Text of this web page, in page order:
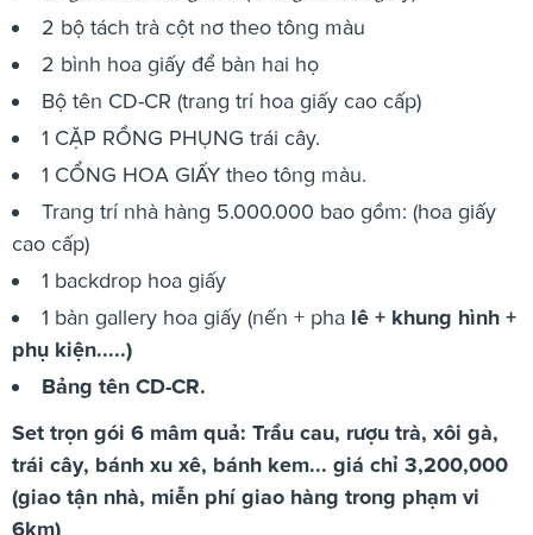
2 bộ tách trà cột nơ theo tông màu
2 bình hoa giấy để bàn hai họ
Bộ tên CD-CR (trang trí hoa giấy cao cấp)
1 CẶP RỒNG PHỤNG trái cây.
1 CỔNG HOA GIẤY theo tông màu.
Trang trí nhà hàng 5.000.000 bao gồm: (hoa giấy
cao cấp)
1 backdrop hoa giấy
1 bàn gallery hoa giấy (nến + pha lê + khung hình +
phụ kiện.....)
Bảng tên CD-CR.
Set trọn gói 6 mâm quả: Trầu cau, rượu trà, xôi gà,
trái cây, bánh xu xê, bánh kem... giá chỉ 3,200,000
(giao tận nhà, miễn phí giao hàng trong phạm vi
6km)